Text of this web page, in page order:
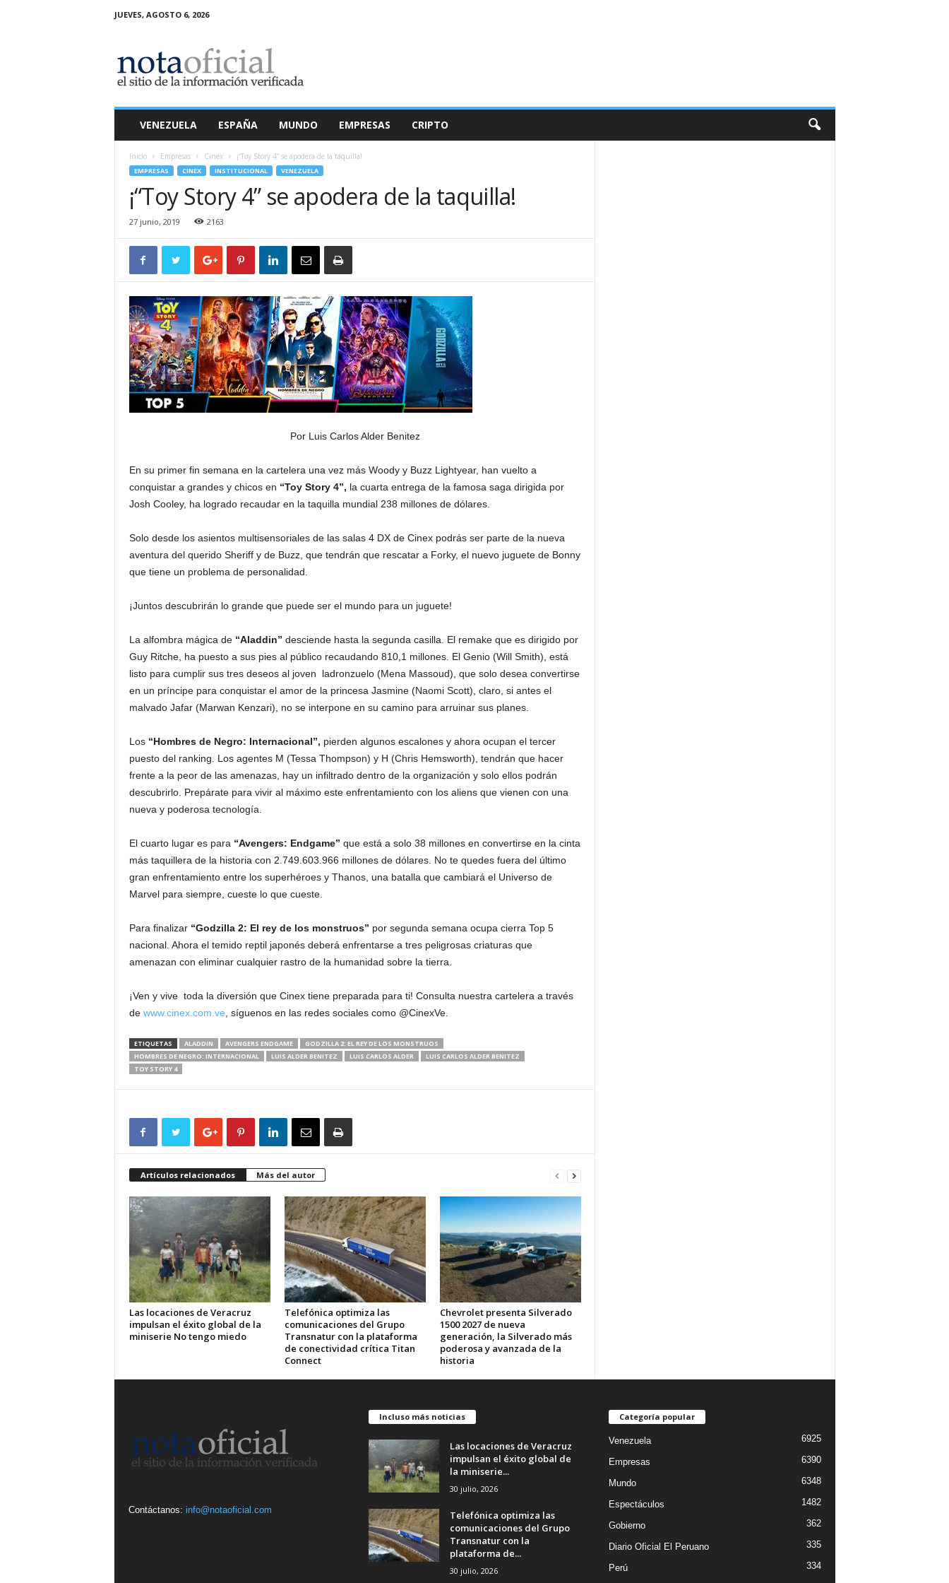
JUEVES, AGOSTO 6, 2026
a
O
VENEZUELA ESPAÑA MUNDO EMPRESAS CRIPTO
Inicio Empresas Cinex ¡“Toy Story 4” se apodera de la taquilla!
EMPRESAS CINEX INSTITUCIONAL VENEZUELA
¡“Toy Story 4” se apodera de la taquilla!
27 junio, 2019 2163
Por Luis Carlos Alder Benitez
En su primer fin semana en la cartelera una vez más Woody y Buzz Lightyear, han vuelto a
conquistar a grandes y chicos en “Toy Story 4”, la cuarta entrega de la famosa saga dirigida por
Josh Cooley, ha logrado recaudar en la taquilla mundial 238 millones de dólares.
Solo desde los asientos multisensoriales de las salas 4 DX de Cinex podrás ser parte de la nueva
aventura del querido Sheriff y de Buzz, que tendrán que rescatar a Forky, el nuevo juguete de Bonny
que tiene un problema de personalidad.
¡Juntos descubrirán lo grande que puede ser el mundo para un juguete!
La alfombra mágica de “Aladdin” desciende hasta la segunda casilla. El remake que es dirigido por
Guy Ritche, ha puesto a sus pies al público recaudando 810,1 millones. El Genio (Will Smith), está
listo para cumplir sus tres deseos al joven ladronzuelo (Mena Massoud), que solo desea convertirse
en un príncipe para conquistar el amor de la princesa Jasmine (Naomi Scott), claro, si antes el
malvado Jafar (Marwan Kenzari), no se interpone en su camino para arruinar sus planes.
Los “Hombres de Negro: Internacional”, pierden algunos escalones y ahora ocupan el tercer
puesto del ranking. Los agentes M (Tessa Thompson) y H (Chris Hemsworth), tendrán que hacer
frente a la peor de las amenazas, hay un infiltrado dentro de la organización y solo ellos podrán
descubrirlo. Prepárate para vivir al máximo este enfrentamiento con los aliens que vienen con una
nueva y poderosa tecnología.
El cuarto lugar es para “Avengers: Endgame” que está a solo 38 millones en convertirse en la cinta
más taquillera de la historia con 2.749.603.966 millones de dólares. No te quedes fuera del último
gran enfrentamiento entre los superhéroes y Thanos, una batalla que cambiará el Universo de
Marvel para siempre, cueste lo que cueste.
Para finalizar “Godzilla 2: El rey de los monstruos” por segunda semana ocupa cierra Top 5
nacional. Ahora el temido reptil japonés deberá enfrentarse a tres peligrosas criaturas que
amenazan con eliminar cualquier rastro de la humanidad sobre la tierra.
¡Ven y vive toda la diversión que Cinex tiene preparada para ti! Consulta nuestra cartelera a través
de www.cinex.com.ve , síguenos en las redes sociales como @CinexVe.
ETIQUETAS ALADDIN AVENGERS ENDGAME
GODZILLA 2: EL REY DE LOS MONSTRUOS
HOMBRES DE NEGRO: INTERNACIONAL
LUIS ALDER BENITEZ LUIS CARLOS ALDER
LUIS CARLOS ALDER BENITEZ
TOY STORY 4
Artículos relacionados Más del autor
Las locaciones de Veracruz
impulsan el éxito global de la
miniserie No tengo miedo
Telefónica optimiza las
comunicaciones del Grupo
Transnatur con la plataforma
de conectividad crítica Titan
Connect
Chevrolet presenta Silverado
1500 2027 de nueva
generación, la Silverado más
poderosa y avanzada de la
historia
Contáctanos: info@notaoficial.com
Incluso más noticias
Las locaciones de Veracruz
impulsan el éxito global de
la miniserie...
30 julio, 2026
Telefónica optimiza las
comunicaciones del Grupo
Transnatur con la
plataforma de...
30 julio, 2026
Categoría popular
Venezuela 6925
Empresas 6390
Mundo 6348
Espectáculos 1482
Gobierno 362
Diario Oficial El Peruano 335
Perú 334